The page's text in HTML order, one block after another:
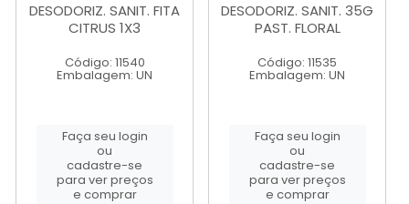
DESODORIZ. SANIT. FITA
CITRUS 1X3
Código: 11540
Embalagem: UN
Faça seu login
ou
cadastre-se
para ver preços
e comprar
DESODORIZ. SANIT. 35G
PAST. FLORAL
Código: 11535
Embalagem: UN
Faça seu login
ou
cadastre-se
para ver preços
e comprar